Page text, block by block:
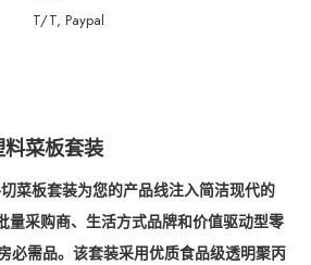
T/T, Paypal
菜板套装
菜板套装为您的产品线注入简洁现代的
采购商、生活方式品牌和价值驱动型零
必需品。该套装采用优质食品级透明聚丙